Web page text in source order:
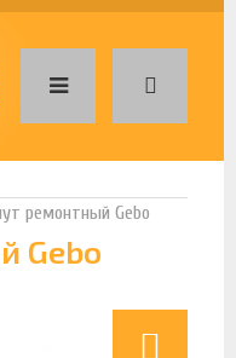
ремонтный Gebo
Gebo